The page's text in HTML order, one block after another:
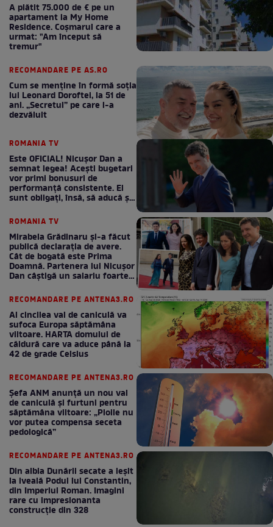
A plătit 75.000 de € pe un
apartament la My Home
Residence. Coşmarul care a
urmat: "Am început să
tremur"
RECOMANDARE PE AS.RO
Cum se menţine în formă soţia
lui Leonard Doroftei, la 51 de
ani. „Secretul” pe care l-a
dezvăluit
ROMANIA TV
Este OFICIAL! Nicușor Dan a
semnat legea! Acești bugetari
vor primi bonusuri de
performanță consistente. Ei
sunt obligați, însă, să aducă și
ROMANIA TV
Mirabela Grădinaru și-a făcut
publică declarația de avere.
Cât de bogată este Prima
Doamnă. Partenera lui Nicușor
Dan câștigă un salariu foarte
RECOMANDARE PE ANTENA3.RO
Al cincilea val de caniculă va
sufoca Europa săptămâna
viitoare. HARTA domului de
căldură care va aduce până la
42 de grade Celsius
RECOMANDARE PE ANTENA3.RO
Șefa ANM anunță un nou val
de caniculă și furtuni pentru
săptămâna viitoare: „Ploile nu
vor putea compensa seceta
pedologică”
RECOMANDARE PE ANTENA3.RO
Din albia Dunării secate a ieșit
la iveală Podul lui Constantin,
din Imperiul Roman. Imagini
rare cu impresionanta
construcție din 328